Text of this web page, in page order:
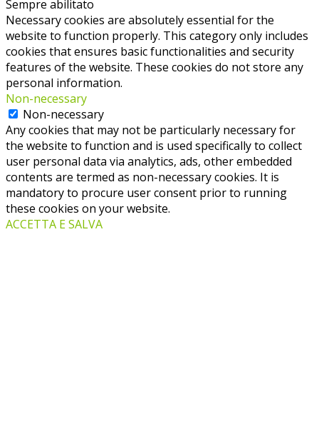
Sempre abilitato
Necessary cookies are absolutely essential for the
website to function properly. This category only includes
cookies that ensures basic functionalities and security
features of the website. These cookies do not store any
personal information.
Non-necessary
Non-necessary
Any cookies that may not be particularly necessary for
the website to function and is used specifically to collect
user personal data via analytics, ads, other embedded
contents are termed as non-necessary cookies. It is
mandatory to procure user consent prior to running
these cookies on your website.
ACCETTA E SALVA